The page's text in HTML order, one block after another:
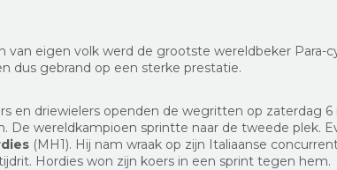
van eigen volk werd de grootste wereldbeker Para-
dus gebrand op een sterke prestatie.
en driewielers openden de wegritten op zaterdag 6
De wereldkampioen sprintte naar de tweede plek.
(MH1). Hij nam wraak op zijn Italiaanse
Hordies won zijn koers in een sprint tegen hem.